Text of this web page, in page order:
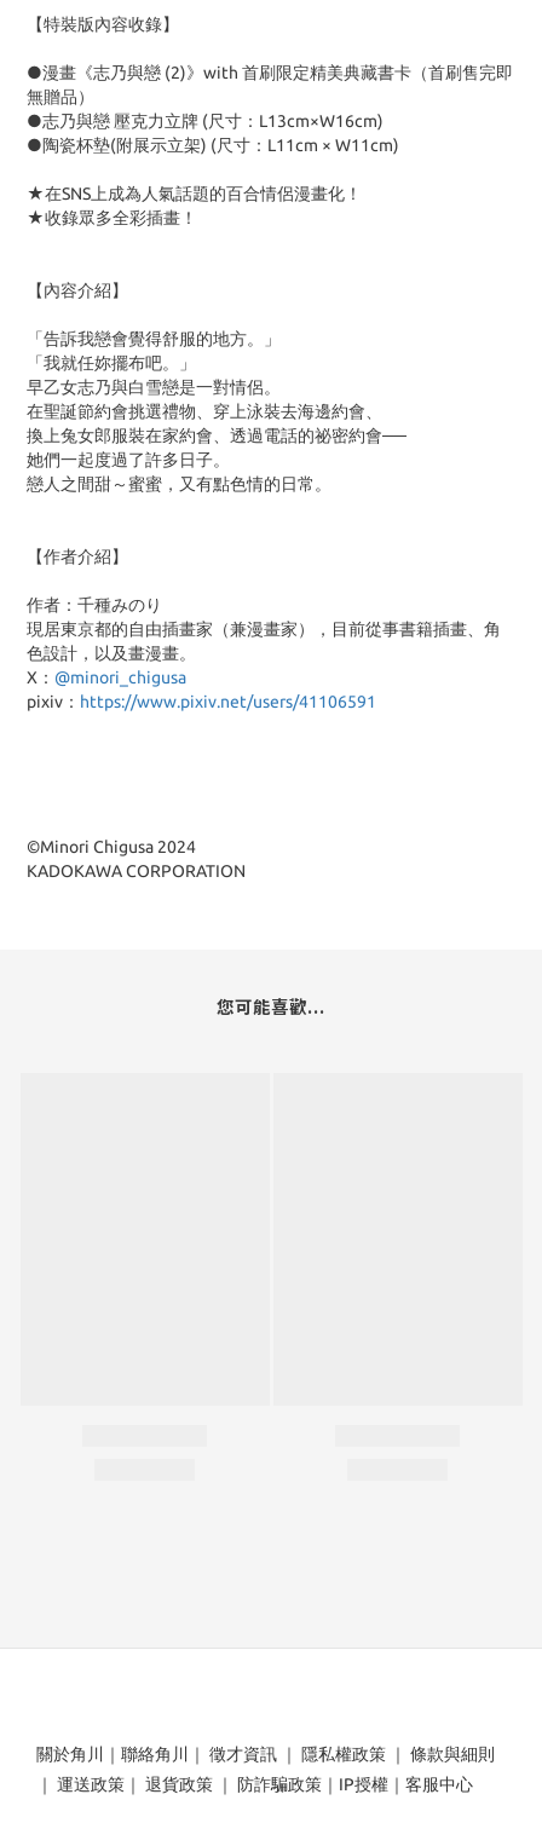
【特裝版內容收錄】
●漫畫《志乃與戀 (2)》with 首刷限定精美典藏書卡（首刷售完即
無贈品）
●志乃與戀 壓克力立牌 (尺寸：L13cm×W16cm)
●陶瓷杯墊(附展示立架) (尺寸：L11cm × W11cm)
★在SNS上成為人氣話題的百合情侶漫畫化！
★收錄眾多全彩插畫！
【內容介紹】
「告訴我戀會覺得舒服的地方。」
「我就任妳擺布吧。」
早乙女志乃與白雪戀是一對情侶。
在聖誕節約會挑選禮物、穿上泳裝去海邊約會、
換上兔女郎服裝在家約會、透過電話的祕密約會──
她們一起度過了許多日子。
戀人之間甜～蜜蜜，又有點色情的日常。
【作者介紹】
作者：千種みのり
現居東京都的自由插畫家（兼漫畫家），目前從事書籍插畫、角
色設計，以及畫漫畫。
X： @minori_chigusa
pixiv： https://www.pixiv.net/users/41106591
©Minori Chigusa 2024
KADOKAWA CORPORATION
您可能喜歡...
關於角川 ｜ 聯絡角川 ｜ 徵才資訊 ｜ 隱私權政策 ｜ 條款與細則
｜ 運送政策 ｜ 退貨政策 ｜ 防詐騙政策 ｜ IP授權 ｜ 客服中心